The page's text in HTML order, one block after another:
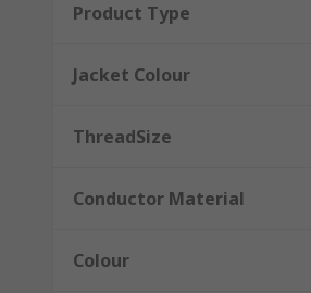
Product Type
Jacket Colour
ThreadSize
Conductor Material
Colour